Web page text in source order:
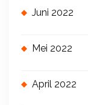
Juni 2022
Mei 2022
April 2022